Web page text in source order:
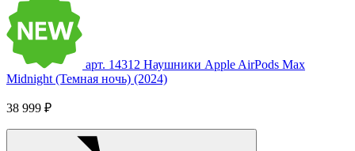
арт. 14312 Наушники Apple AirPods Max
Midnight (Темная ночь) (2024)
38 999 ₽